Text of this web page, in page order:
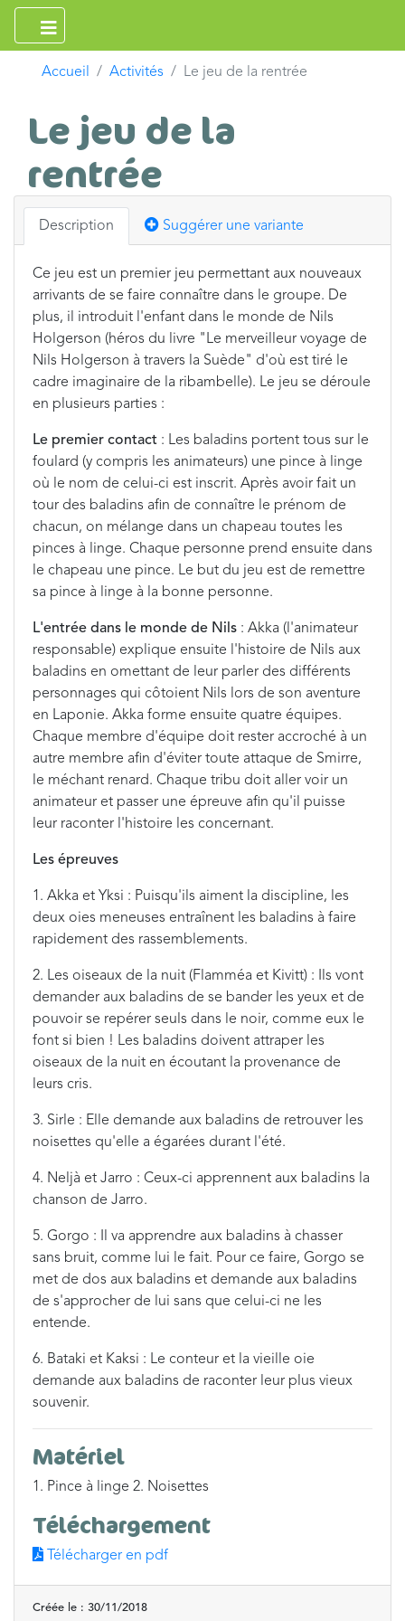
Accueil Activités Le jeu de la rentrée
Le jeu de la
rentrée
Description Suggérer une variante
Ce jeu est un premier jeu permettant aux nouveaux
arrivants de se faire connaître dans le groupe. De
plus, il introduit l'enfant dans le monde de Nils
Holgerson (héros du livre "Le merveilleur voyage de
Nils Holgerson à travers la Suède" d'où est tiré le
cadre imaginaire de la ribambelle). Le jeu se déroule
en plusieurs parties :
Le premier contact : Les baladins portent tous sur le
foulard (y compris les animateurs) une pince à linge
où le nom de celui-ci est inscrit. Après avoir fait un
tour des baladins afin de connaître le prénom de
chacun, on mélange dans un chapeau toutes les
pinces à linge. Chaque personne prend ensuite dans
le chapeau une pince. Le but du jeu est de remettre
sa pince à linge à la bonne personne.
L'entrée dans le monde de Nils : Akka (l'animateur
responsable) explique ensuite l'histoire de Nils aux
baladins en omettant de leur parler des différents
personnages qui côtoient Nils lors de son aventure
en Laponie. Akka forme ensuite quatre équipes.
Chaque membre d'équipe doit rester accroché à un
autre membre afin d'éviter toute attaque de Smirre,
le méchant renard. Chaque tribu doit aller voir un
animateur et passer une épreuve afin qu'il puisse
leur raconter l'histoire les concernant.
Les épreuves
1. Akka et Yksi : Puisqu'ils aiment la discipline, les
deux oies meneuses entraînent les baladins à faire
rapidement des rassemblements.
2. Les oiseaux de la nuit (Flamméa et Kivitt) : Ils vont
demander aux baladins de se bander les yeux et de
pouvoir se repérer seuls dans le noir, comme eux le
font si bien ! Les baladins doivent attraper les
oiseaux de la nuit en écoutant la provenance de
leurs cris.
3. Sirle : Elle demande aux baladins de retrouver les
noisettes qu'elle a égarées durant l'été.
4. Neljà et Jarro : Ceux-ci apprennent aux baladins la
chanson de Jarro.
5. Gorgo : Il va apprendre aux baladins à chasser
sans bruit, comme lui le fait. Pour ce faire, Gorgo se
met de dos aux baladins et demande aux baladins
de s'approcher de lui sans que celui-ci ne les
entende.
6. Bataki et Kaksi : Le conteur et la vieille oie
demande aux baladins de raconter leur plus vieux
souvenir.
Matériel
1. Pince à linge 2. Noisettes
Téléchargement
Télécharger en pdf
Créée le : 30/11/2018